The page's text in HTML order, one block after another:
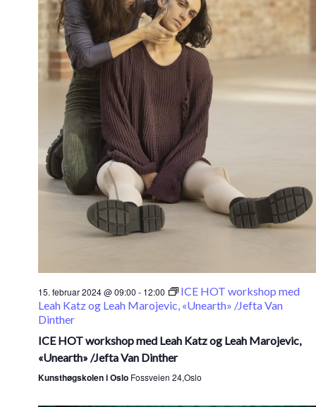
15. februar 2024 @ 09:00 - 12:00
ICE HOT workshop med
Leah Katz og Leah Marojevic, «Unearth» /Jefta Van
Dinther
ICE HOT workshop med Leah Katz og Leah Marojevic,
«Unearth» /Jefta Van Dinther
Kunsthøgskolen i Oslo Fossveien 24,Oslo